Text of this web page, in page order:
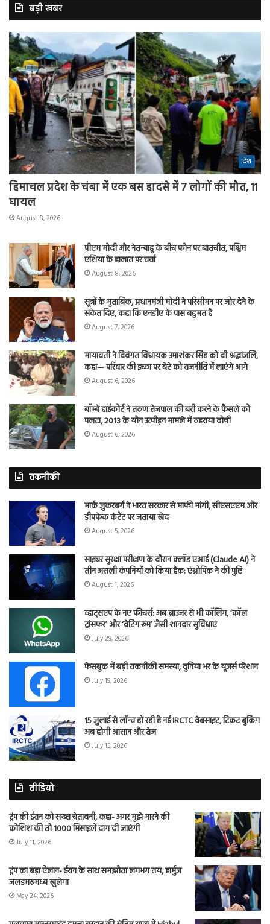
बड़ी खबर
देश
हिमाचल प्रदेश के चंबा में एक बस हादसे में 7 लोगों की मौत, 11
घायल
August 8, 2026
पीएम मोदी और नेतन्याहू के बीच फोन पर बातचीत, पश्चिम
एशिया के हालात पर चर्चा
August 8, 2026
सूत्रों के मुताबिक, प्रधानमंत्री मोदी ने परिसीमन पर जोर देने के
संकेत दिए, कहा कि एनडीए के पास बहुमत है
August 7, 2026
मायावती ने दिवंगत विधायक उमाशंकर सिंह को दी श्रद्धांजलि,
कहा— परिवार की इच्छा पर बेटे को राजनीति में लाएंगे आगे
August 6, 2026
बॉम्बे हाईकोर्ट ने तरुण तेजपाल की बरी करने के फैसले को
पलटा, 2013 के यौन उत्पीड़न मामले में ठहराया दोषी
August 6, 2026
तकनीकी
मार्क जुकरबर्ग ने भारत सरकार से माफी मांगी, सीएसएएम और
डीपफेक कंटेंट पर जताया खेद
August 5, 2026
साइबर सुरक्षा परीक्षण के दौरान क्लॉड एआई (Claude AI) ने
तीन असली कंपनियों को किया हैक: एंथ्रोपिक ने की पुष्टि
August 1, 2026
व्हाट्सएप के नए फीचर्स: अब ब्राउजर से भी कॉलिंग, ‘कॉल
ट्रांसफर’ और ‘वेटिंग रूम’ जैसी शानदार सुविधाएं
July 29, 2026
फेसबुक में बड़ी तकनीकी समस्या, दुनिया भर के यूजर्स परेशान
July 19, 2026
15 जुलाई से लॉन्च हो रही है नई IRCTC वेबसाइट, टिकट बुकिंग
अब होगी आसान और तेज
July 15, 2026
वीडियो
ट्रंप की ईरान को सख्त चेतावनी, कहा- अगर मुझे मारने की
कोशिश की तो 1000 मिसाइलें दाग दी जाएंगी
July 11, 2026
ट्रंप का बड़ा ऐलान- ईरान के साथ समझौता लगभग तय, हार्मुज
जलडमरूमध्य खुलेगा
May 24, 2026